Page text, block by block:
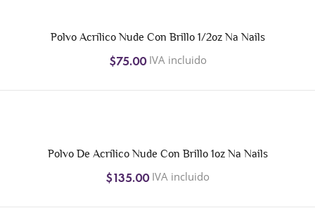
Polvo Acrílico Nude Con Brillo 1/2oz Na Nails
$75.00IVA incluido
Polvo De Acrílico Nude Con Brillo 1oz Na Nails
$135.00IVA incluido